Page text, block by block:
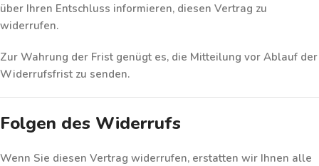
über Ihren Entschluss informieren, diesen Vertrag zu
widerrufen.
Zur Wahrung der Frist genügt es, die Mitteilung vor Ablauf der
Widerrufsfrist zu senden.
Folgen des Widerrufs
Wenn Sie diesen Vertrag widerrufen, erstatten wir Ihnen alle